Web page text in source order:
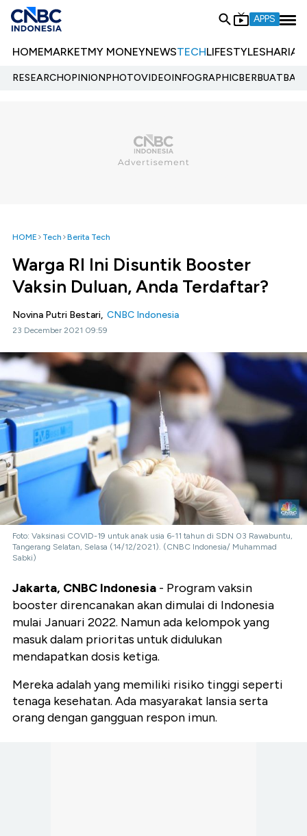
APPS
HOMEMARKETMY MONEYNEWSTECHLIFESTYLESHARIA
RESEARCHOPINIONPHOTOVIDEOINFOGRAPHIC
HOME Tech Berita Tech
Warga RI Ini Disuntik Booster
Vaksin Duluan, Anda Terdaftar?
Novina Putri Bestari, CNBC Indonesia
23 December 2021 09:59
Foto: Vaksinasi COVID-19 untuk anak usia 6-11 tahun di SDN 03 Rawabuntu,
Tangerang Selatan, Selasa (14/12/2021). (CNBC Indonesia/ Muhammad
Sabki)
Jakarta, CNBC Indonesia - Program vaksin
booster direncanakan akan dimulai di Indonesia
mulai Januari 2022. Namun ada kelompok yang
masuk dalam prioritas untuk didulukan
mendapatkan dosis ketiga.
Mereka adalah yang memiliki risiko tinggi seperti
tenaga kesehatan. Ada masyarakat lansia serta
orang dengan gangguan respon imun.